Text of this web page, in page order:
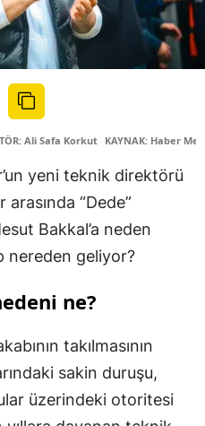
Ali Safa Korkut KAYNAK: Haber
yeni teknik direktörü
“Dede”
Bakkal’a neden
nereden geliyor?
ne?
takılmasının
sakin duruşu,
üzerindeki otoritesi